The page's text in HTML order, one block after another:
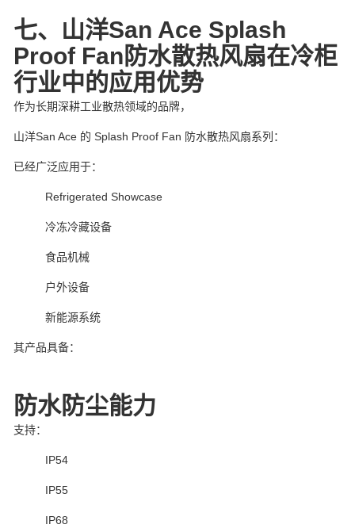
七、山洋San Ace Splash
Proof Fan防水散热风扇在冷柜
行业中的应用优势
作为长期深耕工业散热领域的品牌，
山洋San Ace 的 Splash Proof Fan 防水散热风扇系列：
已经广泛应用于：
Refrigerated Showcase
冷冻冷藏设备
食品机械
户外设备
新能源系统
其产品具备：
防水防尘能力
支持：
IP54
IP55
IP68